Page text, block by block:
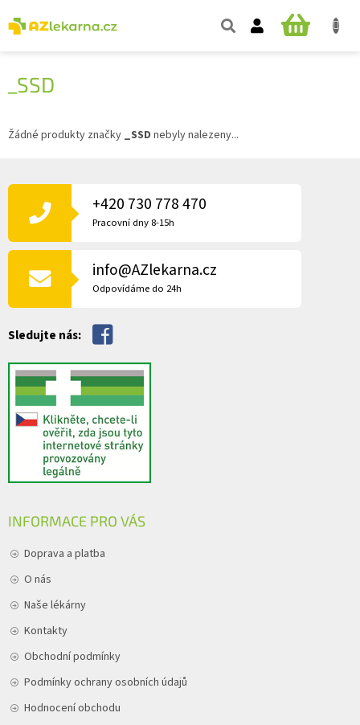
na
obsah
NÁKUPNÍ
_SSD
Žádné produkty značky _SSD nebyly nalezeny...
Á
T
+420 730 778 470
Pracovní dny 8-15h
info@AZlekarna.cz
Odpovídáme do 24h
Sledujte nás:
INFORMACE PRO VÁS
Doprava a platba
O nás
Naše lékárny
Kontakty
Obchodní podmínky
Podmínky ochrany osobních údajů
Hodnocení obchodu